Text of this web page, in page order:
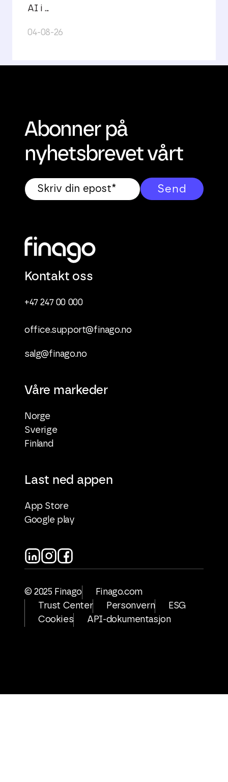
AI i ...
04-08-26
Abonner på
nyhetsbrevet vårt
Kontakt oss
+47 247 00 000
office.support@finago.no
salg@finago.no
Våre markeder
Norge
Sverige
Finland
Last ned appen
App Store
Google play
© 2025 Finago
Finago.com
Trust Center
Personvern
ESG
Cookies
API-dokumentasjon